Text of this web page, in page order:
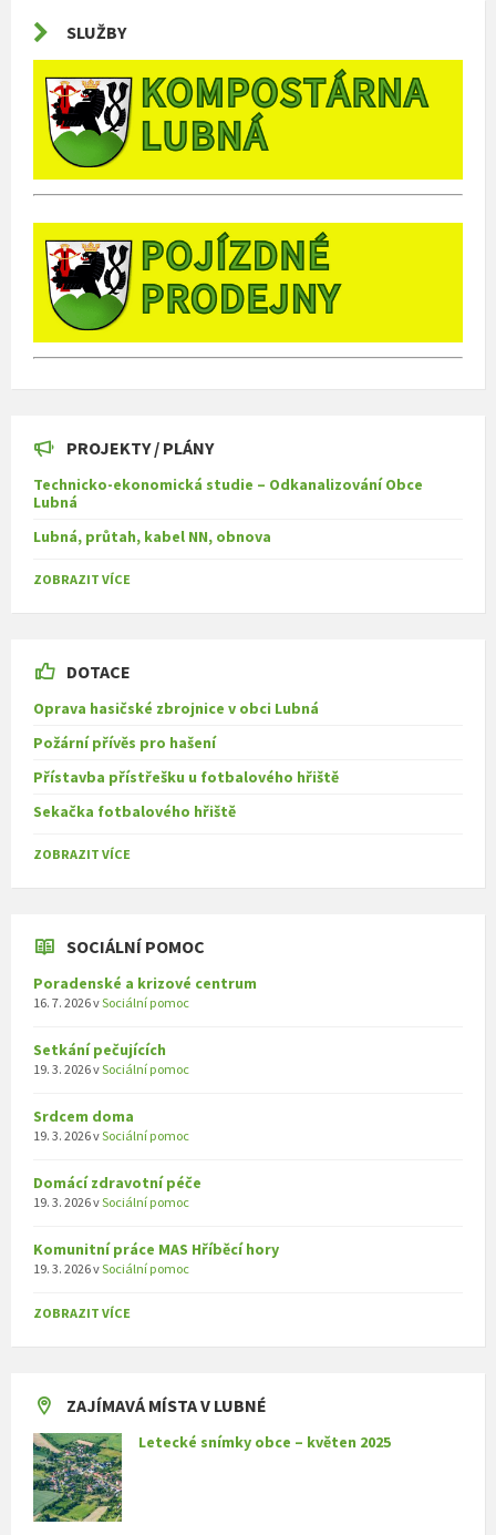
SLUŽBY
PROJEKTY / PLÁNY
Technicko-ekonomická studie – Odkanalizování Obce
Lubná
Lubná, průtah, kabel NN, obnova
ZOBRAZIT VÍCE
DOTACE
Oprava hasičské zbrojnice v obci Lubná
Požární přívěs pro hašení
Přístavba přístřešku u fotbalového hřiště
Sekačka fotbalového hřiště
ZOBRAZIT VÍCE
SOCIÁLNÍ POMOC
Poradenské a krizové centrum
16. 7. 2026vSociální pomoc
Setkání pečujících
19. 3. 2026vSociální pomoc
Srdcem doma
19. 3. 2026vSociální pomoc
Domácí zdravotní péče
19. 3. 2026vSociální pomoc
Komunitní práce MAS Hříběcí hory
19. 3. 2026vSociální pomoc
ZOBRAZIT VÍCE
ZAJÍMAVÁ MÍSTA V LUBNÉ
Letecké snímky obce – květen 2025